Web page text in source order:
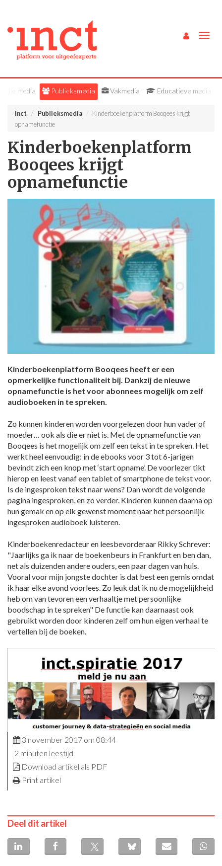
Alle media Publieksmedia Vakmedia Educatieve media
inct Publieksmedia
Kinderboekenplatform Booqees krijgt
opnamefunctie
Kinderboekenplatform
Booqees krijgt
opnamefunctie
Kinderboekenplatform Booqees heeft er een
opmerkelijke functionaliteit bij. Dankzij de nieuwe
opnamefunctie is het voor abonnees mogelijk om zelf
audioboeken in te spreken.
Zo kunnen kinderen worden voorgelezen door hun vader of
moeder… ook als die er niet is. Met de opnamefunctie van
Booqees is het mogelijk om zelf een tekst in te spreken. Het
werkt heel eenvoudig: in de ebooks voor 3 tot 6-jarigen
bevindt zich een knop met ‘start opname’. De voorlezer tikt
hierop en leest vanaf een tablet of smartphone de tekst voor.
Is de ingesproken tekst naar wens? Dan wordt de volgende
pagina ingesproken, en zo verder. Kinderen kunnen daarna op
hun gemak en op elk gewenst moment naar het persoonlijk
ingesproken audioboek luisteren.
Kinderboekenredacteur en leesbevorderaar Rikky Schrever:
"Jaarlijks ga ik naar de boekenbeurs in Frankfurt en ben dan,
net als duizenden andere ouders, een paar dagen van huis.
Vooral voor mijn jongste dochter is dat best een gemis omdat
ik haar elke avond voorlees. Zo leuk dat ik nu de mogelijkheid
heb om van tevoren een verhaaltje met persoonlijke
boodschap in te spreken" De functie kan daarnaast ook
gebruikt worden door kinderen zelf om hun eigen verhaal te
vertellen bij de boeken.
3 november 2017 om 08:44
2 minuten leestijd
Download artikel als PDF
Print artikel
Deel dit artikel